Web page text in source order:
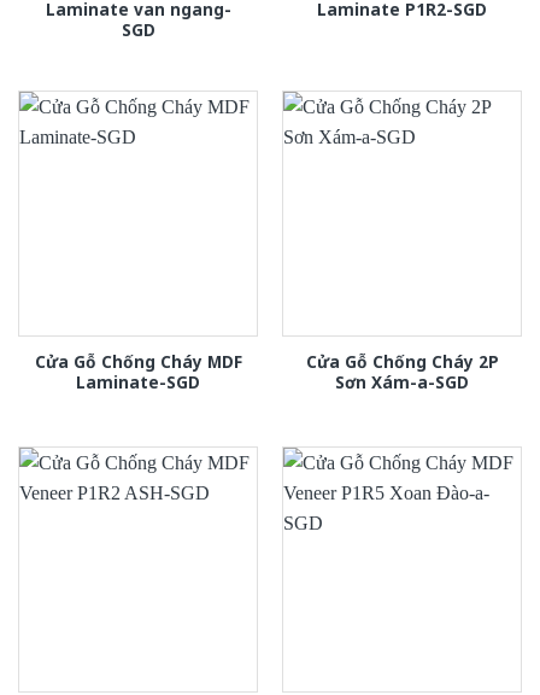
Laminate van ngang-
SGD
Laminate P1R2-SGD
Cửa Gỗ Chống Cháy MDF
Laminate-SGD
Cửa Gỗ Chống Cháy 2P
Sơn Xám-a-SGD